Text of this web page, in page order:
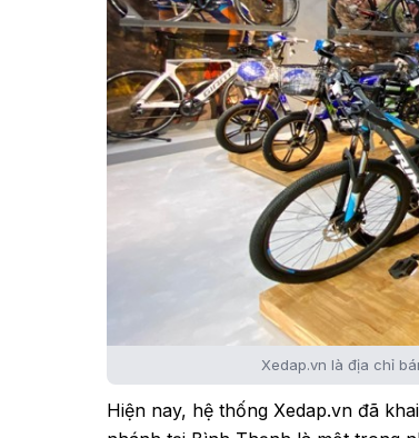
Xedap.vn là địa chỉ
Hiện nay, hệ thống Xedap.vn đã